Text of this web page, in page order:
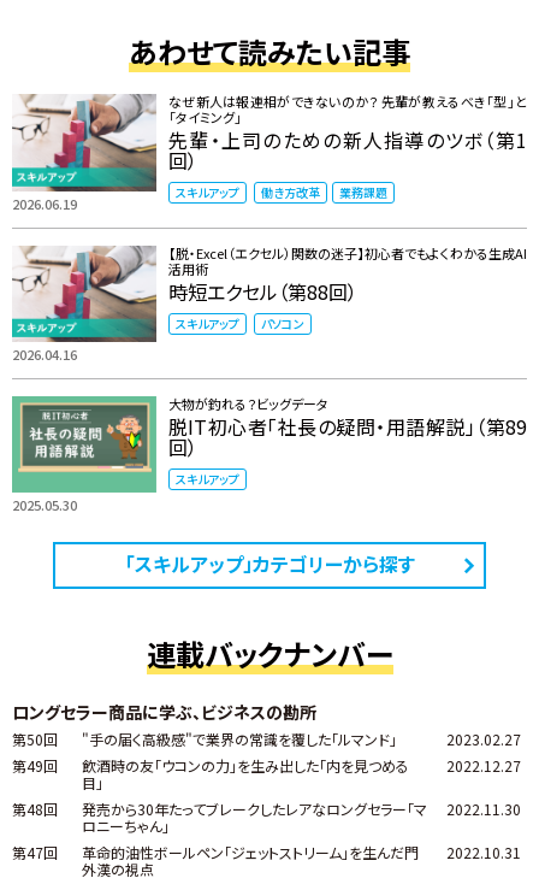
あわせて読みたい記事
2026.06.19
なぜ新人は報連相ができないのか？ 先輩が教えるべき「型」と
「タイミング」
先輩・上司のための新人指導のツボ（第1
回）
スキルアップ 働き方改革 業務課題
2026.04.16
【脱・Excel（エクセル）関数の迷子】初心者でもよくわかる生成AI
活用術
時短エクセル（第88回）
スキルアップ パソコン
2025.05.30
大物が釣れる？ビッグデータ
脱IT初心者「社長の疑問・用語解説」（第89
回）
スキルアップ
「スキルアップ」カテゴリーから探す
連載バックナンバー
ロングセラー商品に学ぶ、ビジネスの勘所
第50回 "手の届く高級感"で業界の常識を覆した「ルマンド」
2023.02.27
第49回
飲酒時の友「ウコンの力」を生み出した「内を見つめる
目」
2022.12.27
第48回
発売から30年たってブレークしたレアなロングセラー「マ
ロニーちゃん」
2022.11.30
第47回
革命的油性ボールペン「ジェットストリーム」を生んだ門
外漢の視点
2022.10.31